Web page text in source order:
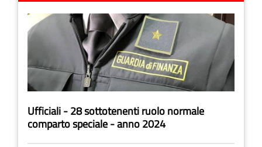
Ufficiali - 28 sottotenenti ruolo normale
comparto speciale - anno 2024